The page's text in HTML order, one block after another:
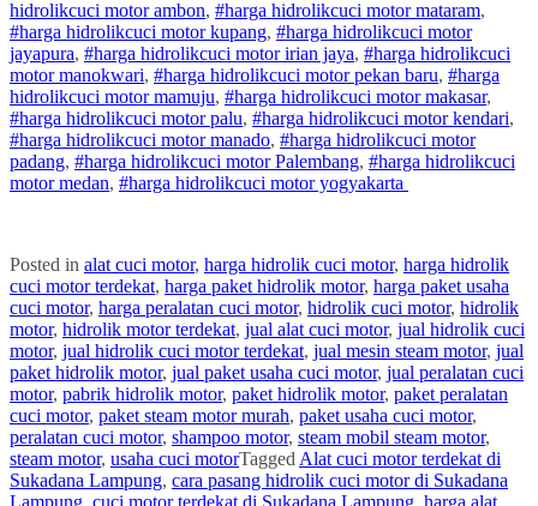
hidrolikcuci motorambon, #harga hidrolikcuci motormataram,
#harga hidrolikcuci motorkupang, #harga hidrolikcuci motor
jayapura, #harga hidrolikcuci motoririan jaya, #harga hidrolikcuci
motormanokwari, #harga hidrolikcuci motorpekan baru, #harga
hidrolikcuci motormamuju, #harga hidrolikcuci motormakasar,
#harga hidrolikcuci motorpalu, #harga hidrolikcuci motorkendari,
#harga hidrolikcuci motormanado, #harga hidrolikcuci motor
padang, #harga hidrolikcuci motorPalembang, #harga hidrolikcuci
motormedan, #harga hidrolikcuci motoryogyakarta
Posted in alat cuci motor, harga hidrolik cuci motor, harga hidrolik
cuci motor terdekat, harga paket hidrolik motor, harga paket usaha
cuci motor, harga peralatan cuci motor, hidrolik cuci motor, hidrolik
motor, hidrolik motor terdekat, jual alat cuci motor, jual hidrolik cuci
motor, jual hidrolik cuci motor terdekat, jual mesin steam motor, jual
paket hidrolik motor, jual paket usaha cuci motor, jual peralatan cuci
motor, pabrik hidrolik motor, paket hidrolik motor, paket peralatan
cuci motor, paket steam motor murah, paket usaha cuci motor,
peralatan cuci motor, shampoo motor, steam mobil steam motor,
steam motor, usaha cuci motorTagged Alat cuci motor terdekat di
Sukadana Lampung, cara pasang hidrolik cuci motor di Sukadana
Lampung, cuci motor terdekat di Sukadana Lampung, harga alat